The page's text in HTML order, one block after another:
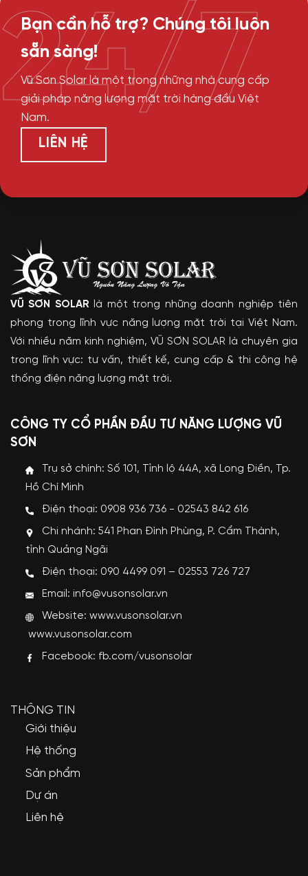
Bạn cần hỗ trợ? Chúng tôi luôn
sẵn sàng!
Vũ Sơn Solar là một trong những nhà cung cấp
giải pháp năng lượng mặt trời hàng đầu Việt
Nam.
LIÊN HỆ
24/7
VŨ SƠN SOLAR là một trong những doanh nghiệp tiên
phong trong lĩnh vực năng lượng mặt trời tại Việt Nam.
Với nhiều năm kinh nghiệm, VŨ SƠN SOLAR là chuyên gia
trong lĩnh vực: tư vấn, thiết kế, cung cấp & thi công hệ
thống điện năng lượng mặt trời.
CÔNG TY CỔ PHẦN ĐẦU TƯ NĂNG LƯỢNG VŨ
SƠN
Trụ sở chính: Số 101, Tỉnh lộ 44A, xã Long Điền, Tp.
Hồ Chí Minh
Điện thoại: 0908 936 736 - 02543 842 616
Chi nhánh: 541 Phan Đình Phùng, P. Cẩm Thành,
tỉnh Quảng Ngãi
Điện thoại: 090 4499 091 – 02553 726 727
Email: info@vusonsolar.vn
Website:www.vusonsolar.vn
www.vusonsolar.com
Facebook: fb.com/vusonsolar
THÔNG TIN
Giới thiệu
Hệ thống
Sản phẩm
Dự án
Liên hệ